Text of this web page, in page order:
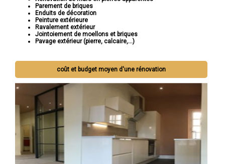
Parement de briques
Enduits de décoration
Peinture extérieure
Ravalement extérieur
Jointoiement de moellons et briques
Pavage extérieur (pierre, calcaire,...)
coût et budget moyen d'une rénovation